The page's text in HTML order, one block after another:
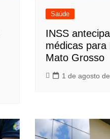
Saúde
INSS
médicas para
Mato Grosso
1 de agosto